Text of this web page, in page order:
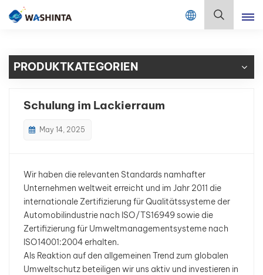
Mix Color Online
Français
Español
Português
日本語
한국어
PRODUKTKATEGORIEN
Schulung im Lackierraum
May 14, 2025
Wir haben die relevanten Standards namhafter
Unternehmen weltweit erreicht und im Jahr 2011 die
internationale Zertifizierung für Qualitätssysteme der
Automobilindustrie nach ISO/TS16949 sowie die
Zertifizierung für Umweltmanagementsysteme nach
ISO14001:2004 erhalten.
Als Reaktion auf den allgemeinen Trend zum globalen
Umweltschutz beteiligen wir uns aktiv und investieren in